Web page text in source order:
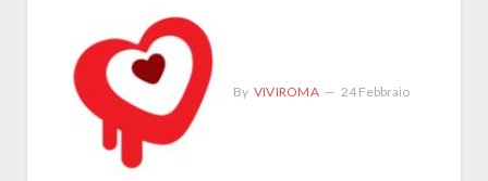
By VIVIROMA 24 Febbraio